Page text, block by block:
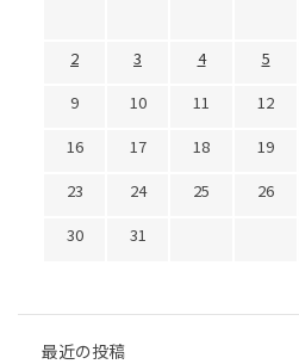
2
3 4 5
9
10 11 12
16
17 18 19
23
24 25 26
30
31
最近の投稿